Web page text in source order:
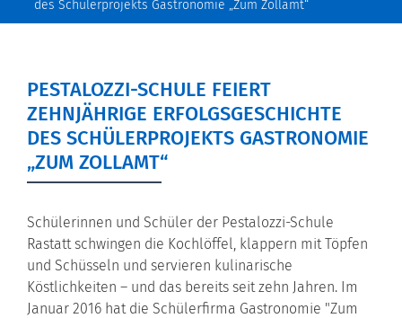
des Schülerprojekts Gastronomie „Zum Zollamt“
PESTALOZZI-SCHULE FEIERT
ZEHNJÄHRIGE ERFOLGSGESCHICHTE
DES SCHÜLERPROJEKTS GASTRONOMIE
„ZUM ZOLLAMT“
Schülerinnen und Schüler der Pestalozzi-Schule
Rastatt schwingen die Kochlöffel, klappern mit Töpfen
und Schüsseln und servieren kulinarische
Köstlichkeiten – und das bereits seit zehn Jahren. Im
Januar 2016 hat die Schülerfirma Gastronomie "Zum